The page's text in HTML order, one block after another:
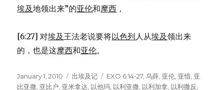
埃及地领出来”的亚伦和摩西 ，
[6:27] 对埃及王法老说要将以色列人从埃及领出来
的，也是这摩西和亚伦。
Posted
on
January 1, 2010 Categories
出埃及记 Tags
EXO 6:14-27,乌薛 亚伦 亚惜 亚
比亚撒 亚比户 亚米拿达 以他玛 以利亚撒 以利加拿 以利撒反